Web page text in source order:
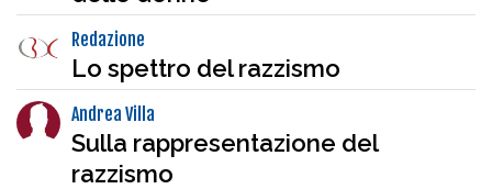
Redazione
Lo spettro del razzismo
Andrea Villa
Sulla rappresentazione del
razzismo